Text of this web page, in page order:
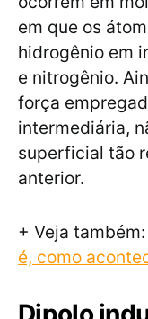
em que os
hidrogênio em
e nitrogênio.
força
intermediária,
superficial tão
anterior.
+ Veja também:
é, como